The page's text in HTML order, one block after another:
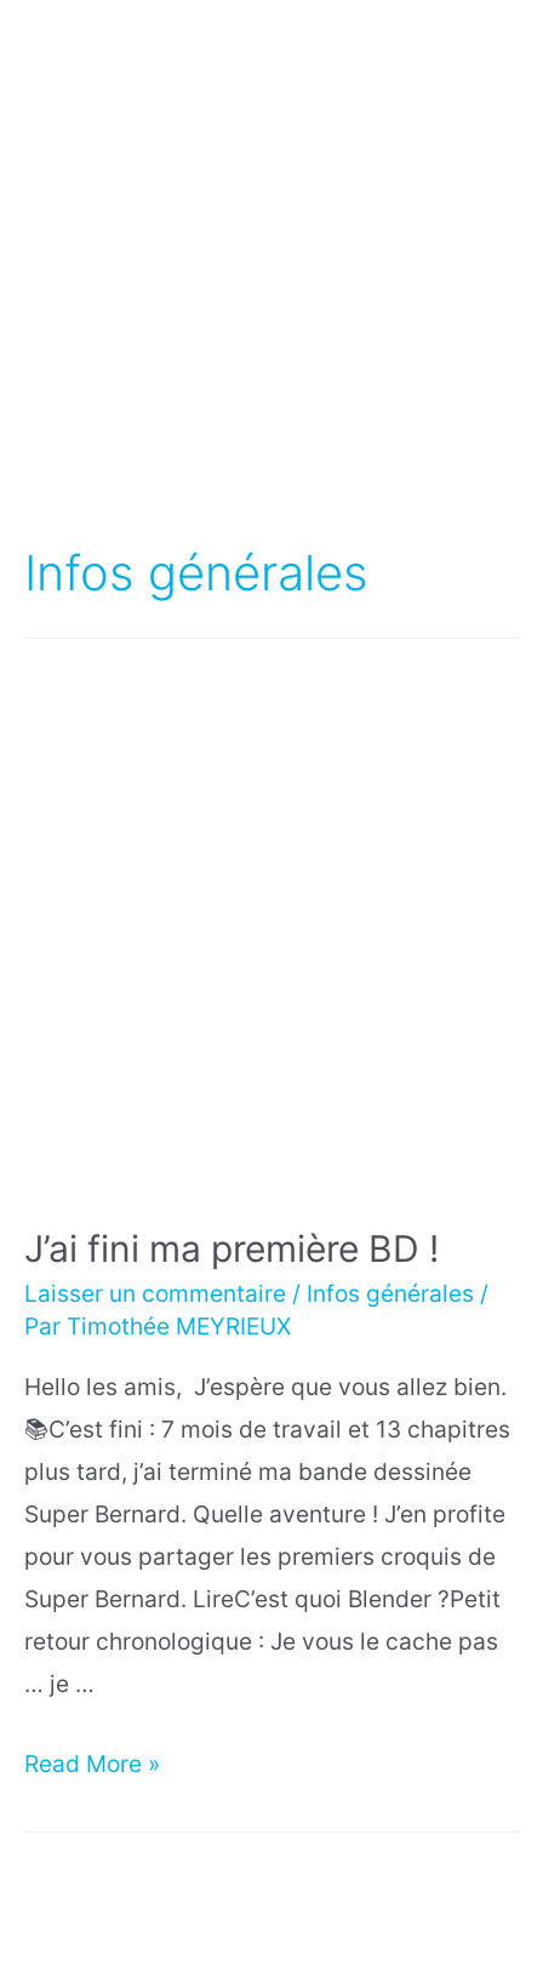
Infos générales
J’ai fini ma première BD !
Laisser un commentaire / Infos générales /
Par Timothée MEYRIEUX
Hello les amis, J’espère que vous allez bien.
📚C’est fini : 7 mois de travail et 13 chapitres
plus tard, j’ai terminé ma bande dessinée
Super Bernard. Quelle aventure ! J’en profite
pour vous partager les premiers croquis de
Super Bernard. LireC’est quoi Blender ?Petit
retour chronologique : Je vous le cache pas
… je …
J’ai
Read More »